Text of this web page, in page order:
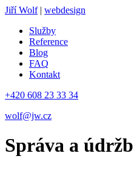
Jiří Wolf | webdesign
Služby
Reference
Blog
FAQ
Kontakt
+420 608 23 33 34
wolf@jw.cz
Správa a